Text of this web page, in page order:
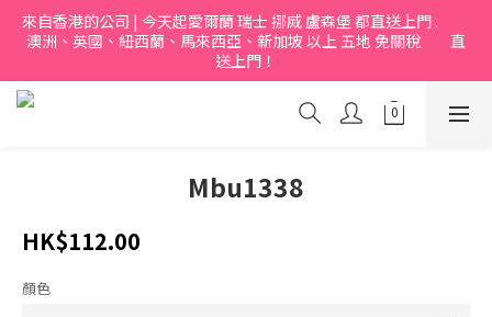
來自香港的公司 | 今天起愛爾蘭 瑞士 挪烕 盧森堡 都直送上門 .
澳洲、英國、紐西蘭、馬來西亞、新加坡 以上 五地 免關稅         直
送上門！
Mbu1338
HK$112.00
顏色